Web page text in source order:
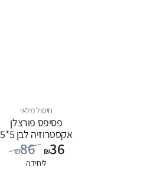
חיסול מלאי
פסיפס פורצלן
אקסטרוזיה לבן 5*5
₪86 ₪36
ליחידה